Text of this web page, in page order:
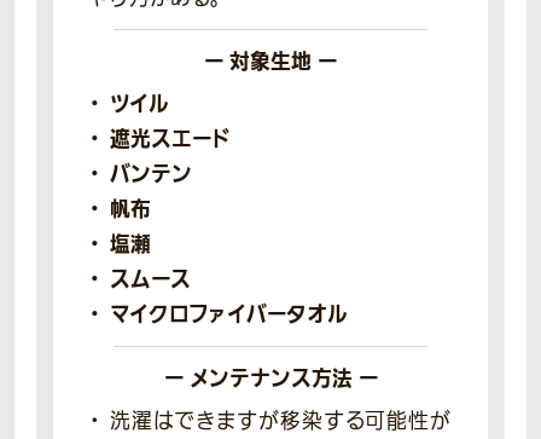
ー 対象生地 ー
ツイル
遮光スエード
バンテン
帆布
塩瀬
スムース
マイクロファイバータオル
ー メンテナンス方法 ー
洗濯はできますが移染する可能性が